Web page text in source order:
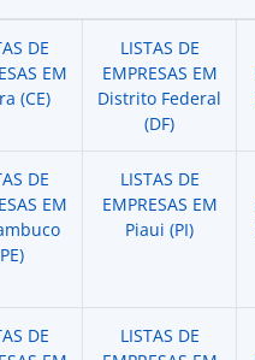
DE
EM
(CE)
LISTAS DE
EMPRESAS EM
Distrito Federal
(DF)
DE
EM
LISTAS DE
EMPRESAS EM
Piaui (PI)
DE
LISTAS DE